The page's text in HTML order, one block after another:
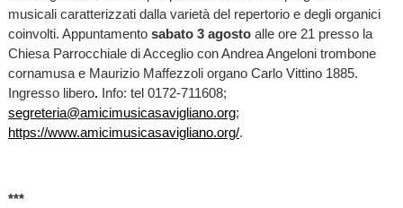
musicali caratterizzati dalla varietà del repertorio e degli organici
coinvolti. Appuntamento sabato 3 agostoalle ore 21 presso la
Chiesa Parrocchiale di Acceglio con Andrea Angeloni trombone
cornamusa e Maurizio Maffezzoli organo Carlo Vittino 1885.
Ingresso libero. Info: tel 0172-711608;
segreteria@amicimusicasavigliano.org;
https://www.amicimusicasavigliano.org/.
***